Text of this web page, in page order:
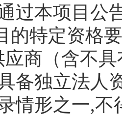
过本项目公
的特定资格
应商（含不
备独立法人
情形之一,